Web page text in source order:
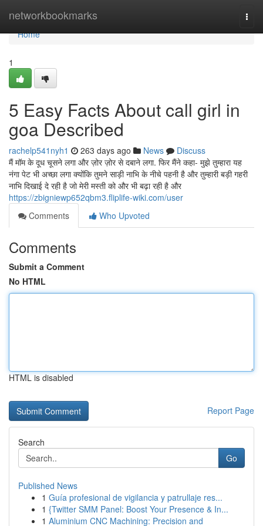
networkbookmarks
Home
Home
1
5 Easy Facts About call girl in
goa Described
rachelp541nyh1 263 days ago News
Discuss
मैं मॉम के दूध चूसने लगा और ज़ोर ज़ोर से दबाने लगा. फिर मैंने कहा- मुझे तुम्हारा यह
नंगा पेट भी अच्छा लगा क्योंकि तुमने साड़ी नाभि के नीचे पहनी है और तुम्हारी बड़ी गहरी
नाभि दिखाई दे रही है जो मेरी मस्ती को और भी बढ़ा रही है और
https://zbigniewp652qbm3.fliplife-wiki.com/user
Comments
Who Upvoted
Comments
Submit a Comment
No HTML
HTML is disabled
Report Page
Search
Go
Published News
1 Guía profesional de vigilancia y patrullaje res...
1 {Twitter SMM Panel: Boost Your Presence & In...
1 Aluminium CNC Machining: Precision and